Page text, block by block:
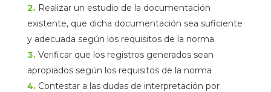
Realizar un estudio de la documentación
existente, que dicha documentación sea suficiente
y adecuada según los requisitos de la norma
Verificar que los registros generados sean
apropiados según los requisitos de la norma
Contestar a las dudas de interpretación por